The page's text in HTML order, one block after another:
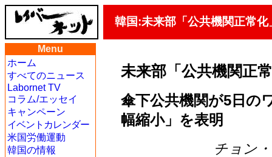
韓国:未来部「公共機関正常
Menu
ホーム
すべてのニュース
Labornet TV
コラム/エッセイ
キャンペーン
イベントカレンダー
米国労働運動
韓国の情報
未来部「公共機関正
傘下公共機関が5日の
幅縮小」を表明
チョン